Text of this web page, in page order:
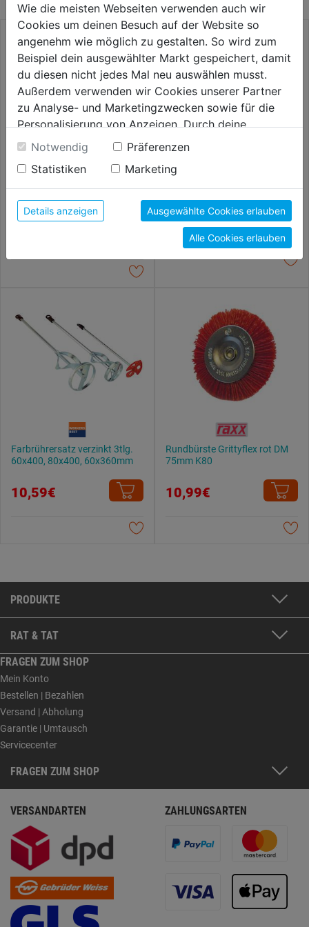
SB
10,29€
Fliesenlochbohrer
10,59€
Farbrührersatz verzinkt 3tlg.
60x400, 80x400, 60x360mm
10,59€
Rundbürste Grittyflex rot DM
75mm K80
10,99€
PRODUKTE
RAT & TAT
FRAGEN ZUM SHOP
Mein Konto
Bestellen | Bezahlen
Versand | Abholung
Garantie | Umtausch
Servicecenter
FRAGEN ZUM SHOP
VERSANDARTEN ZAHLUNGSARTEN
Wie die meisten Webseiten verwenden auch wir
Cookies um deinen Besuch auf der Website so
angenehm wie möglich zu gestalten. So wird zum
Beispiel dein ausgewählter Markt gespeichert, damit
du diesen nicht jedes Mal neu auswählen musst.
Außerdem verwenden wir Cookies unserer Partner
zu Analyse- und Marketingzwecken sowie für die
Personalisierung von Anzeigen. Durch deine
Einwilligung werden die Daten von Drittanbieter,
unter anderem auch in den USA, verarbeitet.
Durch Klick auf "Alle Cookies erlauben" stimmst du
der Verwendung aller Cookies zu. Unter "Details
anzeigen" findest du alle Infos zu den
unterschiedlichen Cookies, unter "Cookies
Konfigurieren" kannst du auswählen, welche Cookies
du zulassen möchtest und welche nicht.
Weitere Informationen findest du in unserer
Notwendig
Präferenzen
Statistiken
Marketing
Details anzeigen Ausgewählte Cookies erlauben
Alle Cookies erlauben